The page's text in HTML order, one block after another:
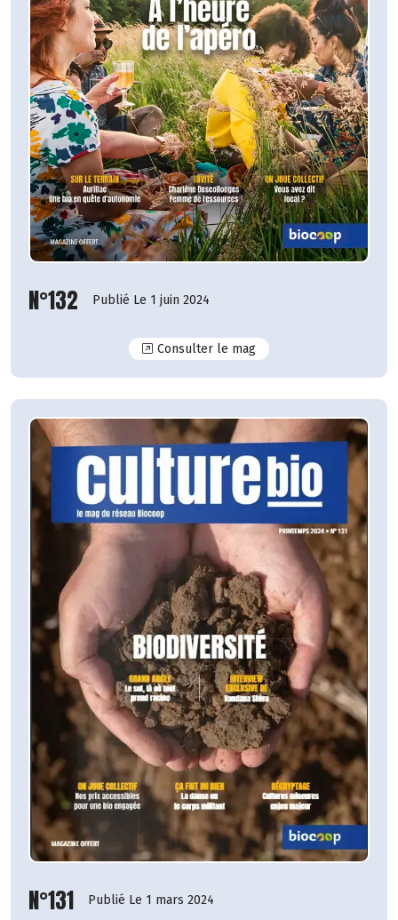
N°132 Publié Le 1 juin 2024
Consulter le magN°132
N°131 Publié Le 1 mars 2024